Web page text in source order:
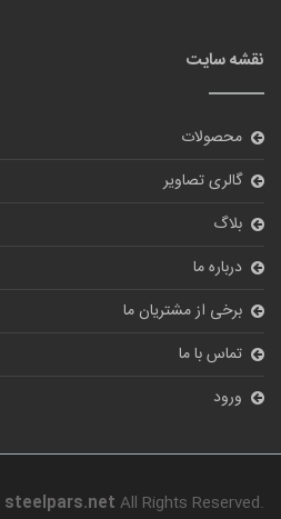
نقشه سایت
محصولات
گالری تصاویر
بلاگ
درباره ما
برخی از مشتریان ما
تماس با ما
ورود
steelpars.net All Rights Reserved.